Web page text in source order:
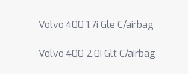
Volvo 400 1.7i Gle C/airbag
Volvo 400 2.0i Glt C/airbag